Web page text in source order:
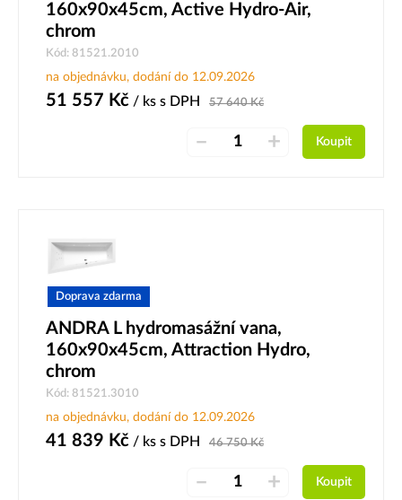
160x90x45cm, Active Hydro-Air,
chrom
Kód: 81521.2010
na objednávku, dodání do 12.09.2026
51 557 Kč / ks s DPH 57 640Kč
– + Koupit
Doprava zdarma
ANDRA L hydromasážní vana,
160x90x45cm, Attraction Hydro,
chrom
Kód: 81521.3010
na objednávku, dodání do 12.09.2026
41 839 Kč / ks s DPH 46 750Kč
– + Koupit